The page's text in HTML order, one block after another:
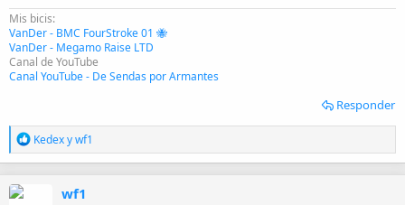
Mis bicis:
VanDer - BMC FourStroke 01 🐝
VanDer - Megamo Raise LTD
Canal de YouTube
Canal YouTube - De Sendas por Armantes
Responder
R
e
a
Kedexywf1
wf1